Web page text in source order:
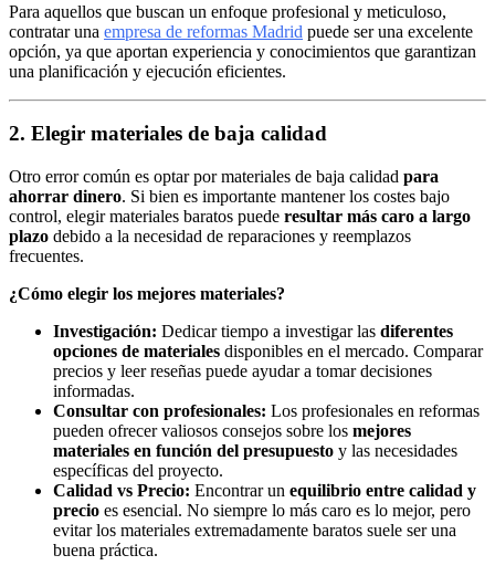
Para aquellos que buscan un enfoque profesional y meticuloso,
contratar una empresa de reformas Madrid puede ser una excelente
opción, ya que aportan experiencia y conocimientos que garantizan
una planificación y ejecución eficientes.
2. Elegir materiales de baja calidad
Otro error común es optar por materiales de baja calidad para
ahorrar dinero. Si bien es importante mantener los costes bajo
control, elegir materiales baratos puede resultar más caro a largo
plazo debido a la necesidad de reparaciones y reemplazos
frecuentes.
¿Cómo elegir los mejores materiales?
Investigación: Dedicar tiempo a investigar las diferentes
opciones de materiales disponibles en el mercado. Comparar
precios y leer reseñas puede ayudar a tomar decisiones
informadas.
Consultar con profesionales: Los profesionales en reformas
pueden ofrecer valiosos consejos sobre los mejores
materiales en función del presupuesto y las necesidades
específicas del proyecto.
Calidad vs Precio: Encontrar un equilibrio entre calidad y
precio es esencial. No siempre lo más caro es lo mejor, pero
evitar los materiales extremadamente baratos suele ser una
buena práctica.